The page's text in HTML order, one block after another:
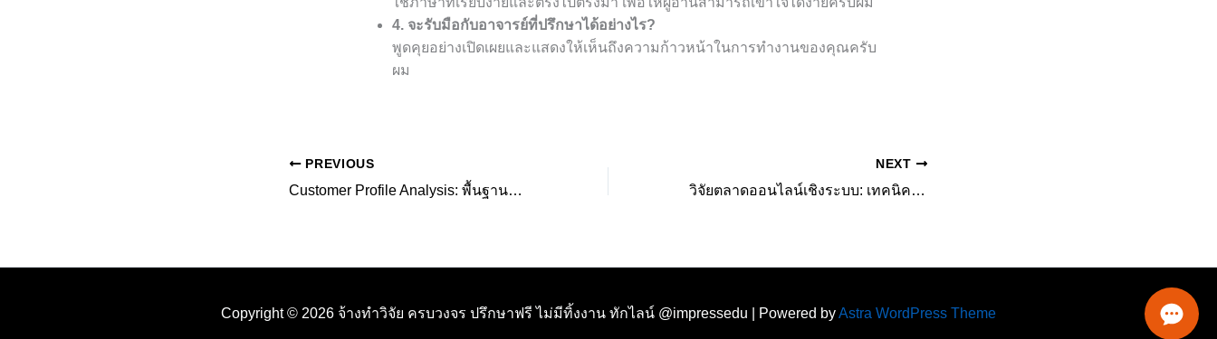
4. จะรับมือกับอาจารย์ที่ปรึกษาได้อย่างไร?
พูดคุยอย่างเปิดเผยและแสดงให้เห็นถึงความก้าวหน้าในการทำงานของคุณครับ
ผม
PREVIOUS
Customer Profile Analysis: พื้นฐานการวิจัยตลาดที่นักการตลาดทุกคนต้องทราบ
NEXT
วิจัยตลาดออนไลน์เชิงระบบ: เทคนิคการวิเคราะห์พฤติกรรม Digital Consumer ยุคใหม่
Copyright © 2026 จ้างทำวิจัย ครบวงจร ปรึกษาฟรี ไม่มีทิ้งงาน ทักไลน์ @impressedu | Powered byAstra WordPress Theme